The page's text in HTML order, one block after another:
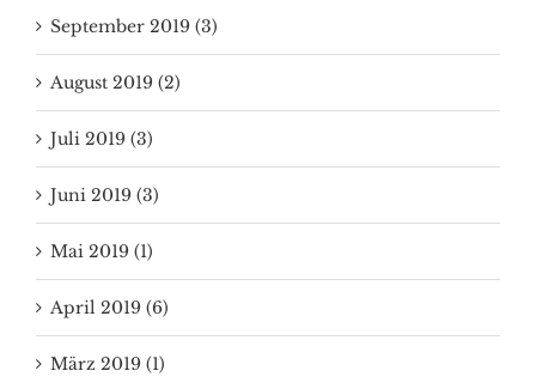
September 2019 (3)
August 2019 (2)
Juli 2019 (3)
Juni 2019 (3)
Mai 2019 (1)
April 2019 (6)
März 2019 (1)